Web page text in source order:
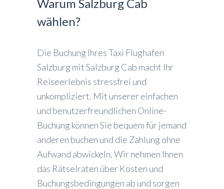
Warum Salzburg Cab
wählen?
Die Buchung Ihres Taxi Flughafen
Salzburg mit Salzburg Cab macht Ihr
Reiseerlebnis stressfrei und
unkompliziert. Mit unserer einfachen
und benutzerfreundlichen Online-
Buchung können Sie bequem für jemand
anderen buchen und die Zahlung ohne
Aufwand abwickeln. Wir nehmen Ihnen
das Rätselraten über Kosten und
Buchungsbedingungen ab und sorgen